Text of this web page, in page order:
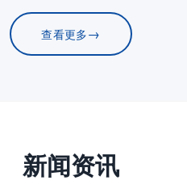
查看更多→
新闻资讯